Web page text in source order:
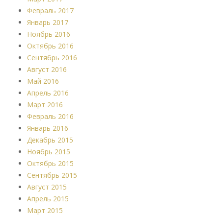
Февраль 2017
Январь 2017
Ноябрь 2016
Октябрь 2016
Сентябрь 2016
Август 2016
Май 2016
Апрель 2016
Март 2016
Февраль 2016
Январь 2016
Декабрь 2015
Ноябрь 2015
Октябрь 2015
Сентябрь 2015
Август 2015
Апрель 2015
Март 2015